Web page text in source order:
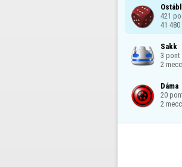
421
41
Sakk
3 pont
2
Dáma
20
2